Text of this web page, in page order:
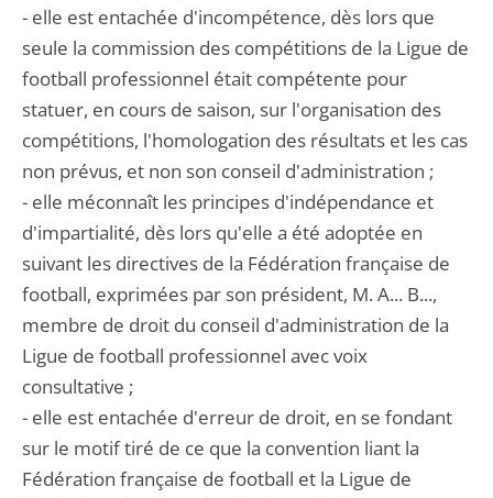
- elle est entachée d'incompétence, dès lors que
seule la commission des compétitions de la Ligue de
football professionnel était compétente pour
statuer, en cours de saison, sur l'organisation des
compétitions, l'homologation des résultats et les cas
non prévus, et non son conseil d'administration ;
- elle méconnaît les principes d'indépendance et
d'impartialité, dès lors qu'elle a été adoptée en
suivant les directives de la Fédération française de
football, exprimées par son président, M. A... B...,
membre de droit du conseil d'administration de la
Ligue de football professionnel avec voix
consultative ;
- elle est entachée d'erreur de droit, en se fondant
sur le motif tiré de ce que la convention liant la
Fédération française de football et la Ligue de